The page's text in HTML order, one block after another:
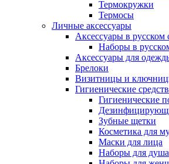
Термокружки
Термосы
Личные аксессуары
Аксессуары в русском
Наборы в
Аксессуары для
Брелоки
Визитницы и
Гигиенические
Гигиенические
Зубные щетки
Косметика для
Маски для лица
Наборы для душа